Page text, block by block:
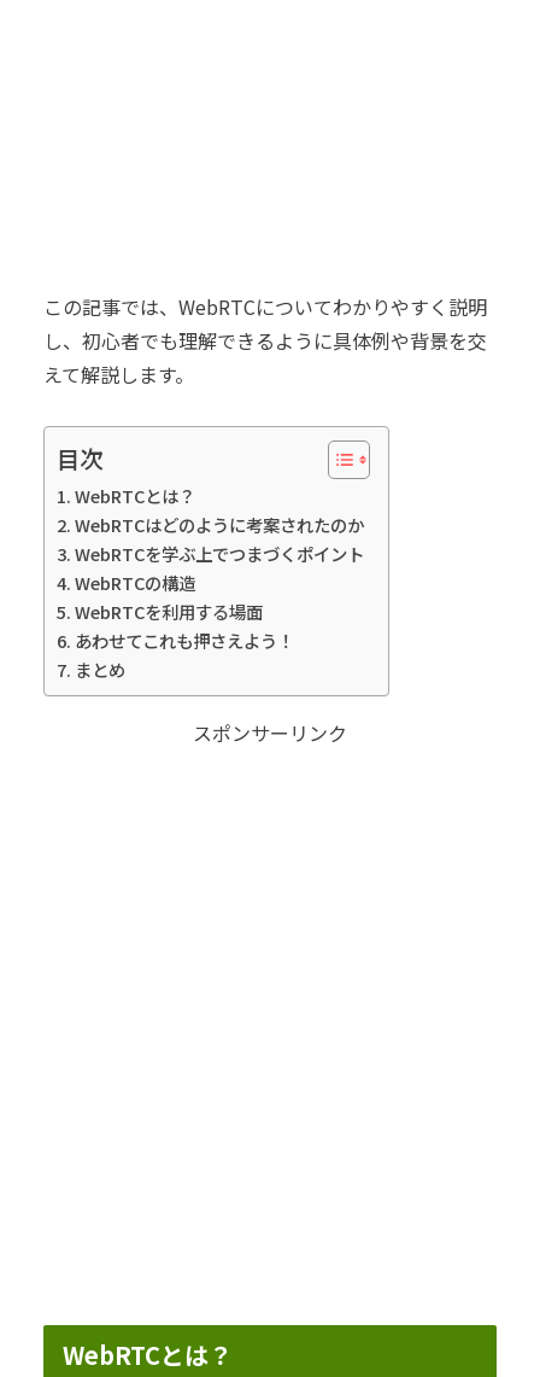
この記事では、WebRTCについてわかりやすく説明
し、初心者でも理解できるように具体例や背景を交
えて解説します。
目次
WebRTCとは？
WebRTCはどのように考案されたのか
WebRTCを学ぶ上でつまづくポイント
WebRTCの構造
WebRTCを利用する場面
あわせてこれも押さえよう！
まとめ
スポンサーリンク
WebRTCとは？